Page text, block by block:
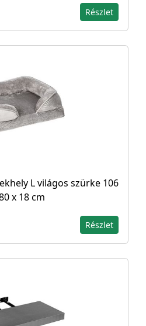
Részlet
L világos szürke 106
x 18 cm
Részlet